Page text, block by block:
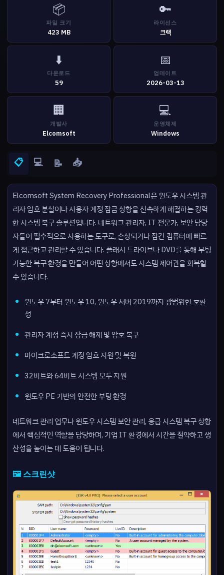
📦
파일 크기
423 MB
🔑
라이선스
크랙
⬇️
다운로드
59
📅
업데이트
2026-03-13
🏢
개발사
Elcomsoft
💻
운영체제
Windows
📋 💻 📝 📥
Elcomsoft System Recovery Professional은 윈도우 시스템 관
리자 암호 분실이나 사용자 계정 잠금 상황을 신속하게 해결하는 강력
한 시스템 복구 솔루션입니다. 네트워크 관리자, IT 전문가, 보안 담당
자들이 필수적으로 사용하는 도구로, 손상되거나 잠긴 컴퓨터에 빠르
게 접근하고 관리할 수 있습니다. 플래시 드라이브나 DVD를 통해 부팅
가능한 복구 환경을 만들어 어떤 상황에서도 시스템 제어권을 회복할
수 있습니다.
윈도우 7부터 윈도우 10, 윈도우 서버 2019까지 광범위한 호환
성
관리자 계정 즉시 잠금 해제 및 암호 복구
마이크로소프트 계정 암호 지원 및 복원
32비트와 64비트 시스템 모두 지원
윈도우 PE 기반의 안전한 부팅 환경
네트워크 관리 업무나 윈도우 시스템 보안 관리, 응급 시스템 복구 상황
에서 핵심적인 역할을 담당하며, 기업 IT 환경에서 시간을 절약하고 생
산성을 높이는 데 도움이 됩니다.
🖼️ 스크린샷